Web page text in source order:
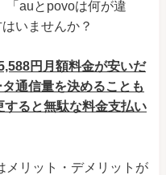
「auとpovoは何が違
いませんか？
円月額料金が安いだ
通信量を決めることも
ると無駄な料金支払い
メリット・デメリットが